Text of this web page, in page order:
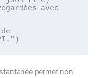
permet non